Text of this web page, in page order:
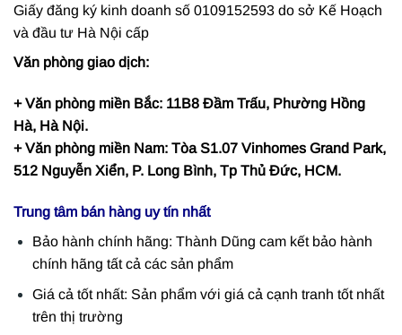
Giấy đăng ký kinh doanh số 0109152593 do sở Kế Hoạch
và đầu tư Hà Nội cấp
Văn phòng giao dịch:
+ Văn phòng miền Bắc: 11B8 Đầm Trấu, Phường Hồng
Hà, Hà Nội.
+ Văn phòng miền Nam: Tòa S1.07 Vinhomes Grand Park,
512 Nguyễn Xiển, P. Long Bình, Tp Thủ Đức, HCM.
Trung tâm bán hàng uy tín nhất
Bảo hành chính hãng: Thành Dũng cam kết bảo hành
chính hãng tất cả các sản phẩm
Giá cả tốt nhất: Sản phẩm với giá cả cạnh tranh tốt nhất
trên thị trường